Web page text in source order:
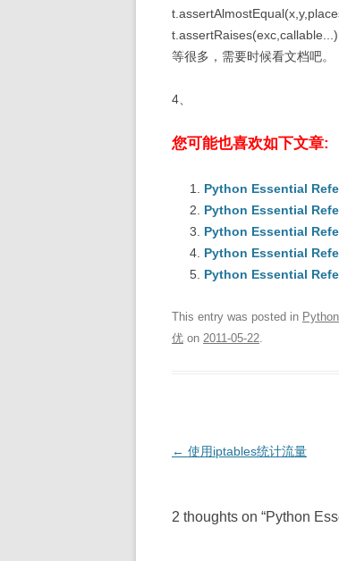
t.assertRaises(exc,callable...)
等很多，需要时候看文档吧。
4、
您可能也喜欢如下文章:
Python Essential
Python Essential
Python Essential
Python Essential
Python Essential
This entry was posted in Python
优 on 2011-05-22.
Post
← 使用iptables统计流量
2 thoughts on “Python